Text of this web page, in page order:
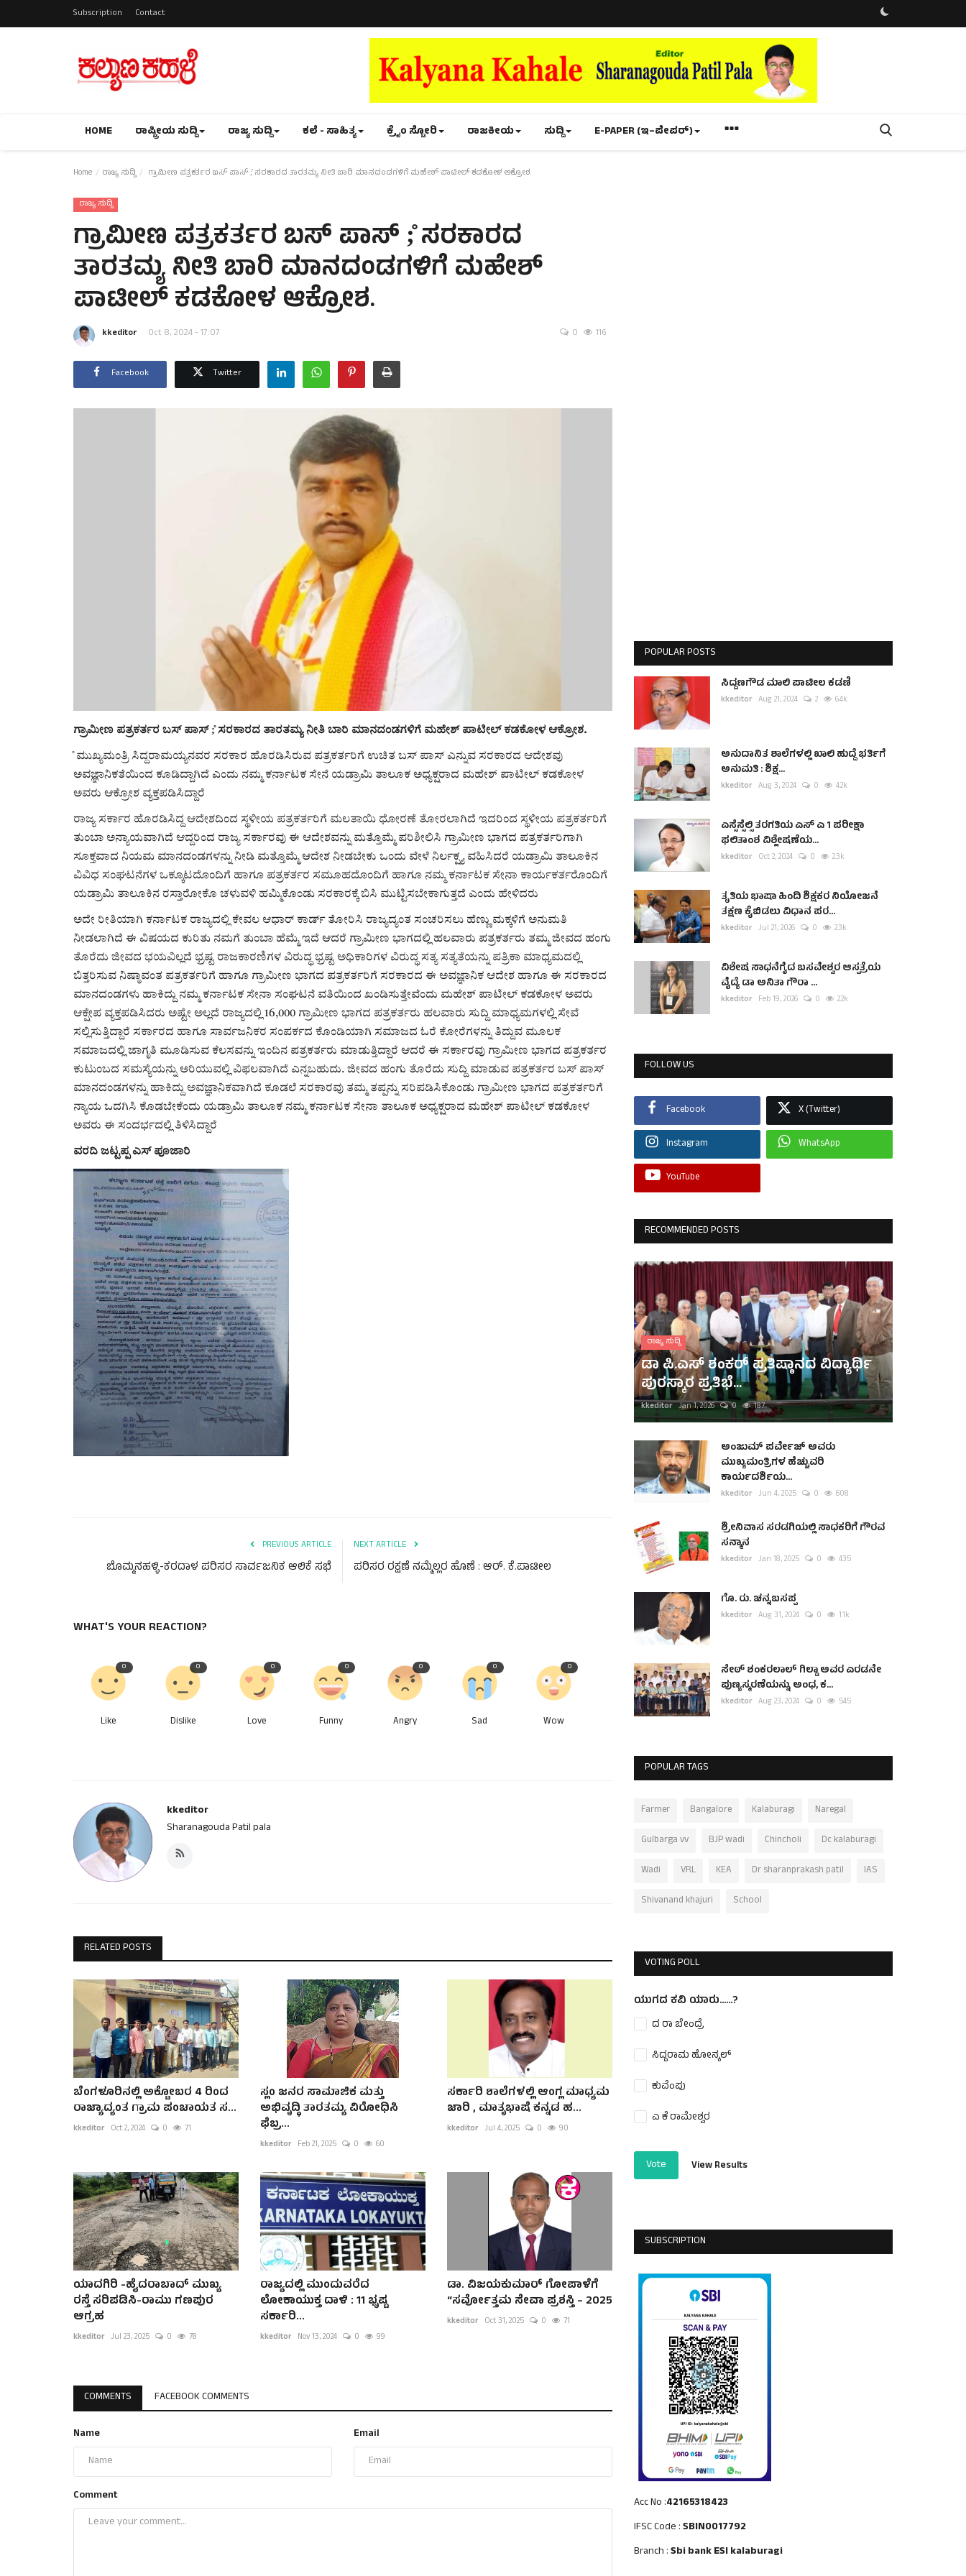
Subscription Contact
HOME ರಾಷ್ಟ್ರೀಯ ಸುದ್ದಿ ರಾಜ್ಯ ಸುದ್ದಿ ಕಲೆ - ಸಾಹಿತ್ಯ ಕ್ರೈಂ ಸ್ಟೋರಿ ರಾಜಕೀಯ ಸುದ್ದಿ E-PAPER (ಇ–ಪೇಪರ್‌)
Home ರಾಜ್ಯ ಸುದ್ದಿ ಗ್ರಾಮೀಣ ಪತ್ರಕರ್ತರ ಬಸ್ ಪಾಸ್ ;̊ ಸರಕಾರದ ತಾರತಮ್ಯ ನೀತಿ ಬಾರಿ ಮಾನದಂಡಗಳಿಗೆ ಮಹೇಶ್ ಪಾಟೀಲ್ ಕಡಕೋಳ ಆಕ್ರೋಶ.
ರಾಜ್ಯ ಸುದ್ದಿ
ಗ್ರಾಮೀಣ ಪತ್ರಕರ್ತರ ಬಸ್ ಪಾಸ್ ;̊ ಸರಕಾರದ
ತಾರತಮ್ಯ ನೀತಿ ಬಾರಿ ಮಾನದಂಡಗಳಿಗೆ ಮಹೇಶ್
ಪಾಟೀಲ್ ಕಡಕೋಳ ಆಕ್ರೋಶ.
kkeditor Oct 8, 2024 - 17:07 0 116
Facebook Twitter
ಗ್ರಾಮೀಣ ಪತ್ರಕರ್ತರ ಬಸ್ ಪಾಸ್ ;̊ ಸರಕಾರದ ತಾರತಮ್ಯ ನೀತಿ ಬಾರಿ ಮಾನದಂಡಗಳಿಗೆ ಮಹೇಶ್ ಪಾಟೀಲ್ ಕಡಕೋಳ ಆಕ್ರೋಶ.
̊ ಮುಖ್ಯಮಂತ್ರಿ ಸಿದ್ದರಾಮಯ್ಯನವರ ಸರಕಾರ ಹೊರಡಿಸಿರುವ ಪತ್ರಕರ್ತರಿಗೆ ಉಚಿತ ಬಸ್ ಪಾಸ್ ಎನ್ನುವ ಸರಕಾರದ ಆದೇಶವು
ಅವಜ್ಞಾನಿಕತೆಯಿಂದ ಕೂಡಿದ್ದಾಗಿದೆ ಎಂದು ನಮ್ಮ ಕರ್ನಾಟಕ ಸೇನೆ ಯಡ್ರಾಮಿ ತಾಲೂಕ ಅಧ್ಯಕ್ಷರಾದ ಮಹೇಶ್ ಪಾಟೀಲ್ ಕಡಕೋಳ
ಅವರು ಆಕ್ರೋಶ ವ್ಯಕ್ತಪಡಿಸಿದ್ದಾರೆ
ರಾಜ್ಯ ಸರ್ಕಾರ ಹೊರಡಿಸಿದ್ದ ಆದೇಶದಿಂದ ಸ್ಥಳೀಯ ಪತ್ರಕರ್ತರಿಗೆ ಮಲತಾಯಿ ಧೋರಣೆ ತೋರಲಾಗಿದೆ ಇದರಿಂದ ಸ್ಥಳೀಯ ಪತ್ರಕರ್ತರಿಗೆ
ತುಂಬಾ ಅನ್ಯಾಯವಾಗಿದೆ ಆದ್ದರಿಂದ ರಾಜ್ಯ ಸರ್ಕಾರವು ಈ ಆದೇಶವನ್ನು ಮತ್ತೊಮ್ಮೆ ಪರಿಶೀಲಿಸಿ ಗ್ರಾಮೀಣ ಭಾಗದ ಪತ್ರಕರ್ತರಿಗಾಗಿ
ಸೂಕ್ತವಾದ ನಿಯಮ ಮಾನದಂಡಗಳನ್ನು ನೀಡಿ ಮತ್ತೊಮ್ಮೆ ಆದೇಶ ನೀಡಬೇಕು ಒಂದು ವೇಳೆ ನಿರ್ಲಕ್ಷ್ಯ ವಹಿಸಿದರೆ ಯಡ್ರಾಮಿ ತಾಲೂಕಿನ
ವಿವಿಧ ಸಂಘಟನೆಗಳ ಒಕ್ಕೂಟದೊಂದಿಗೆ ಹಾಗೂ ಪತ್ರಕರ್ತರ ಸಮೂಹದೊಂದಿಗೆ ಹಾಗೂ ನಮ್ಮ ಕರ್ನಾಟಕ ಸೇನಾ ಕಾರ್ಯಕರ್ತರೊಂದಿಗೆ
ಯಡ್ರಾಮಿ ತಾಲೂಕಿನ ರಸ್ತಾರೋಕೊ ಚಳುವಳಿ ಹಮ್ಮಿಕೊಂಡು ಸರಕಾರಕ್ಕೆ ಬಿಸಿ ಮುಟ್ಟಿಸಬೇಕಾಗುತ್ತದೆ ಎಂದು ಹೇಳಿದರು
ಅದೇ ರೀತಿಯಾಗಿ ಕರ್ನಾಟಕ ರಾಜ್ಯದಲ್ಲಿ ಕೇವಲ ಆಧಾರ್ ಕಾರ್ಡ್ ತೋರಿಸಿ ರಾಜ್ಯದ್ಯಂತ ಸಂಚರಿಸಲು ಹೆಣ್ಣು ಮಕ್ಕಳಿಗೆ ಅನುಮತಿ
ನೀಡಲಾಗಿದೆ ಈ ವಿಷಯದ ಕುರಿತು ನಮಗೆ ತುಂಬಾ ಹೆಮ್ಮೆ ಇದೆ ಆದರೆ ಗ್ರಾಮೀಣ ಭಾಗದಲ್ಲಿ ಹಲವಾರು ಪತ್ರಕರ್ತರು ತಮ್ಮ ಜೀವದ ಹಂಗು
ತೊರೆದು ಜೀವದ ಭಯವಿಲ್ಲದೆ ಭ್ರಷ್ಟ ರಾಜಕಾರಣಿಗಳ ವಿರುದ್ಧ ಭ್ರಷ್ಟ ಅಧಿಕಾರಿಗಳ ವಿರುದ್ಧ ಸತ್ಯ ಸತ್ಯತೆಯನ್ನು ಪತ್ರಿಕಾ ಮಾಧ್ಯಮದಲ್ಲಿ
ಬಿತ್ತರಿಸುವ ನಿಷ್ಠಾವಂತ ಪತ್ರಕರ್ತರಿಗೆ ಹಾಗೂ ಗ್ರಾಮೀಣ ಭಾಗದ ಪತ್ರಕರ್ತರಿಗೆ ಸರಕಾರದ ಈ ಅವಜ್ಞಾನಿಕ ಆದೇಶ ಹಾಗೂ ಈ ಸರಕಾರದ
ಮಾನದಂಡಗಳು ಹಾಕಿದ್ದು ನಮ್ಮ ಕರ್ನಾಟಕ ಸೇನಾ ಸಂಘಟನೆ ವತಿಯಿಂದ ಖಂಡಿಸುತ್ತೇವೆಂದು ಮಹೇಶ್ ಪಾಟೀಲ್ ಕಡಕೋಳ ಅವರು
ಆಕ್ಷೇಪ ವ್ಯಕ್ತಪಡಿಸಿದರು ಅಷ್ಟೇ ಅಲ್ಲದೆ ರಾಜ್ಯದಲ್ಲಿ 16,000 ಗ್ರಾಮೀಣ ಭಾಗದ ಪತ್ರಕರ್ತರು ಹಲವಾರು ಸುದ್ದಿ ಮಾಧ್ಯಮಗಳಲ್ಲಿ ಸೇವೆ
ಸಲ್ಲಿಸುತ್ತಿದ್ದಾರೆ ಸರ್ಕಾರದ ಹಾಗೂ ಸಾರ್ವಜನಿಕರ ಸಂಪರ್ಕದ ಕೊಂಡಿಯಾಗಿ ಸಮಾಜದ ಓರೆ ಕೋರೆಗಳನ್ನು ತಿದ್ದುವ ಮೂಲಕ
ಸಮಾಜದಲ್ಲಿ ಜಾಗೃತಿ ಮೂಡಿಸುವ ಕೆಲಸವನ್ನು ಇಂದಿನ ಪತ್ರಕರ್ತರು ಮಾಡುತ್ತಿದ್ದಾರೆ ಆದರೆ ಈ ಸರ್ಕಾರವು ಗ್ರಾಮೀಣ ಭಾಗದ ಪತ್ರಕರ್ತರ
ಕುಟುಂಬದ ಸಮಸ್ಯೆಯನ್ನು ಅರಿಯುವಲ್ಲಿ ವಿಫಲವಾಗಿದೆ ಎನ್ನಬಹುದು. ಜೀವದ ಹಂಗು ತೊರೆದು ಸುದ್ದಿ ಮಾಡುವ ಪತ್ರಕರ್ತರ ಬಸ್ ಪಾಸ್
ಮಾನದಂಡಗಳನ್ನು ಹಾಕಿದ್ದು ಅವಜ್ಞಾನಿಕವಾಗಿದೆ ಕೂಡಲೆ ಸರಕಾರವು ತಮ್ಮ ತಪ್ಪನ್ನು ಸರಿಪಡಿಸಿಕೊಂಡು ಗ್ರಾಮೀಣ ಭಾಗದ ಪತ್ರಕರ್ತರಿಗೆ
ನ್ಯಾಯ ಒದಗಿಸಿ ಕೊಡಬೇಕೆಂದು ಯಡ್ರಾಮಿ ತಾಲೂಕ ನಮ್ಮ ಕರ್ನಾಟಕ ಸೇನಾ ತಾಲೂಕ ಅಧ್ಯಕ್ಷರಾದ ಮಹೇಶ್ ಪಾಟೀಲ್ ಕಡಕೋಳ
ಅವರು ಈ ಸಂದರ್ಭದಲ್ಲಿ ತಿಳಿಸಿದ್ದಾರೆ
ವರದಿ ಜಟ್ಟಪ್ಪ ಎಸ್ ಪೂಜಾರಿ
PREVIOUS ARTICLE
ಬೊಮ್ಮನಹಳ್ಳಿ-ಕರದಾಳ ಪರಿಸರ ಸಾರ್ವಜನಿಕ ಆಲಿಕೆ ಸಭೆ
NEXT ARTICLE
ಪರಿಸರ ರಕ್ಷಣೆ ನಮ್ಮೆಲ್ಲರ ಹೊಣೆ : ಆರ್. ಕೆ.ಪಾಟೀಲ
WHAT'S YOUR REACTION?
0
Like
0
Dislike
0
Love
0
Funny
0
Angry
0
Sad
0
Wow
kkeditor
Sharanagouda Patil pala
RELATED POSTS
ಬೆಂಗಳೂರಿನಲ್ಲಿ ಅಕ್ಟೋಬರ 4 ರಿಂದ
ರಾಜ್ಯಾದ್ಯಂತ ಗ್ರಾಮ ಪಂಚಾಯತ ಸ...
kkeditor Oct 2, 2024 0 71
ಸ್ಲಂ ಜನರ ಸಾಮಾಜಿಕ ಮತ್ತು
ಅಭಿವೃದ್ಧಿ ತಾರತಮ್ಯ ವಿರೋಧಿಸಿ
ಫೆಬ್ರ...
kkeditor Feb 21, 2025 0 60
ಸರ್ಕಾರಿ ಶಾಲೆಗಳಲ್ಲಿ ಆಂಗ್ಲ ಮಾಧ್ಯಮ
ಜಾರಿ , ಮಾತೃಭಾಷೆ ಕನ್ನಡ ಹ...
kkeditor Jul 4, 2025 0 90
ಯಾದಗಿರಿ -ಹೈದರಾಬಾದ್ ಮುಖ್ಯ
ರಸ್ತೆ ಸರಿಪಡಿಸಿ-ರಾಮು ಗಣಪುರ
ಆಗ್ರಹ
kkeditor Jul 23, 2025 0 78
ರಾಜ್ಯದಲ್ಲಿ ಮುಂದುವರೆದ
ಲೋಕಾಯುಕ್ತ ದಾಳಿ : 11 ಭೃಷ್ಟ
ಸರ್ಕಾರಿ...
kkeditor Nov 13, 2024 0 99
ಡಾ. ವಿಜಯಕುಮಾರ್ ಗೋಪಾಳೆಗೆ
“ಸರ್ವೋತ್ತಮ ಸೇವಾ ಪ್ರಶಸ್ತಿ – 2025
kkeditor Oct 31, 2025 0 71
COMMENTS FACEBOOK COMMENTS
Name Email
Comment
POPULAR POSTS
ಸಿದ್ದಣಗೌಡ ಮಾಲಿ ಪಾಟೀಲ ಕಡಣಿ
kkeditor Aug 21, 2024 2 6.4k
ಅನುದಾನಿತ ಶಾಲೆಗಳಲ್ಲಿ ಖಾಲಿ ಹುದ್ದೆ ಭರ್ತಿಗೆ
ಅನುಮತಿ : ಶಿಕ್ಷ...
kkeditor Aug 3, 2024 0 4.2k
ಎಸ್ಸೆಸ್ಸೆಲ್ಸಿ ತರಗತಿಯ ಎಸ್ ಎ 1 ಪರೀಕ್ಷಾ
ಫಲಿತಾಂಶ ವಿಶ್ಲೇಷಣೆಯ...
kkeditor Oct 2, 2024 0 2.3k
ತೃತಿಯ ಭಾಷಾ ಹಿಂದಿ ಶಿಕ್ಷಕರ ನಿಯೋಜನೆ
ತಕ್ಷಣ ಕೈಬಿಡಲು ವಿಧಾನ ಪರ...
kkeditor Jul 21, 2026 0 2.3k
ವಿಶೇಷ ಸಾಧನೆಗೈದ ಬಸವೇಶ್ವರ ಆಸ್ಪತ್ರೆಯ
ವೈದ್ಯೆ ಡಾ ಅನಿತಾ ಗೌರಾ ...
kkeditor Feb 19, 2026 0 2.2k
FOLLOW US
Facebook X (Twitter)
Instagram WhatsApp
YouTube
RECOMMENDED POSTS
ರಾಜ್ಯ ಸುದ್ದಿ
ಡಾ ಪಿ.ಎಸ್ ಶಂಕರ್ ಪ್ರತಿಷ್ಠಾನದ ವಿದ್ಯಾರ್ಥಿ
ಪುರಸ್ಕಾರ ಪ್ರತಿಭೆ...
kkeditor Jan 1, 2026 0 187
ಅಂಜುಮ್ ಪರ್ವೇಜ್ ಅವರು
ಮುಖ್ಯಮಂತ್ರಿಗಳ ಹೆಚ್ಚುವರಿ
ಕಾರ್ಯದರ್ಶಿಯ...
kkeditor Jun 4, 2025 0 608
ಶ್ರೀನಿವಾಸ ಸರಡಗಿಯಲ್ಲಿ ಸಾಧಕರಿಗೆ ಗೌರವ
ಸನ್ಮಾನ
kkeditor Jan 18, 2025 0 435
ಗೊ. ರು. ಚನ್ನಬಸಪ್ಪ
kkeditor Aug 31, 2024 0 1.1k
ಸೇಠ್ ಶಂಕರಲಾಲ್ ಗಿಲ್ಡಾ ಅವರ ಎರಡನೇ
ಪುಣ್ಯಸ್ಮರಣೆಯನ್ನು ಅಂಧ, ಕ...
kkeditor Aug 23, 2024 0 545
POPULAR TAGS
Farmer Bangalore Kalaburagi
Naregal
Gulbarga vv
BJP wadi Chincholi
Dc kalaburagi
Wadi
VRL KEA Dr sharanprakash patil
IAS
Shivanand khajuri
School
VOTING POLL
ಯುಗದ ಕವಿ ಯಾರು......?
ದ ರಾ ಬೇಂದ್ರೆ
ಸಿದ್ದರಾಮ ಹೋನ್ಕಲ್
ಕುವೆಂಪು
ಎ ಕೆ ರಾಮೇಶ್ವರ
Vote View Results
SUBSCRIPTION
Acc No :42165318423
IFSC Code :SBIN0017792
Branch :Sbi bank ESI kalaburagi